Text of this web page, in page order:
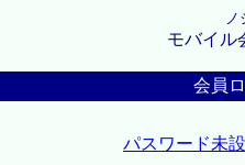
ノ
モバイル
会員
パスワード未